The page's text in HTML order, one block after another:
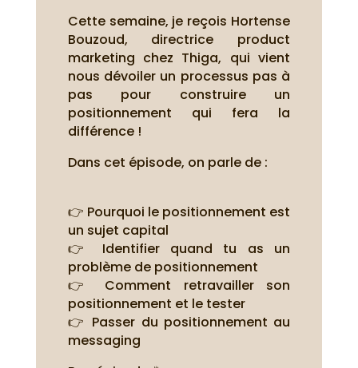
Cette semaine, je reçois Hortense
Bouzoud, directrice product
marketing chez Thiga, qui vient
nous dévoiler un processus pas à
pas pour construire un
positionnement qui fera la
différence !
Dans cet épisode, on parle de :
👉 Pourquoi le positionnement est
un sujet capital
👉 Identifier quand tu as un
problème de positionnement
👉 Comment retravailler son
positionnement et le tester
👉 Passer du positionnement au
messaging